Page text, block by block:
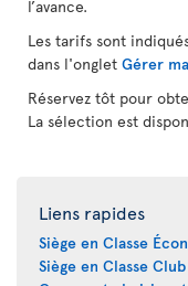
l’avance.
Les tarifs sont
dans l'onglet Gérer
Réservez tôt pour
La sélection est
Liens rapides
Siège en Classe
Siège en Classe Club